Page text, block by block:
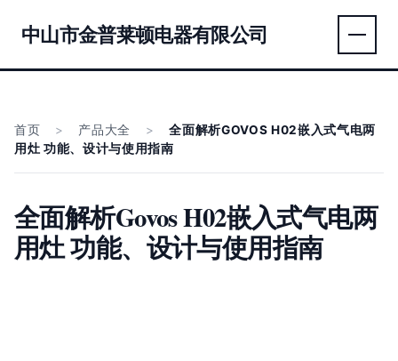
中山市金普莱顿电器有限公司
首页 > 产品大全 >
全面解析GOVOS H02嵌入式气电两
用灶 功能、设计与使用指南
全面解析Govos H02嵌入式气电两
用灶 功能、设计与使用指南